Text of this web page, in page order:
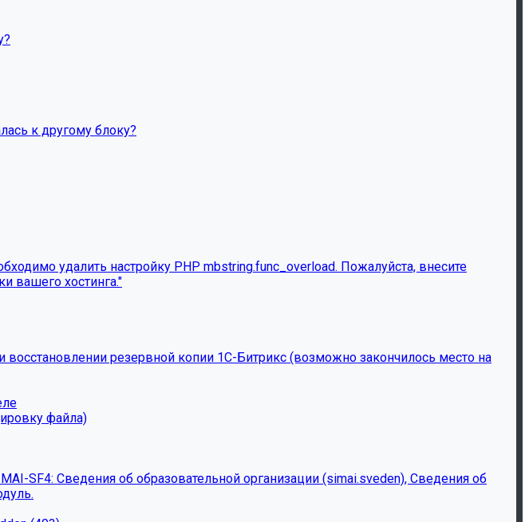
к другому блоку?
удалить настройку PHP mbstring.func_overload. Пожалуйста, внесите
вашего хостинга."
восстановлении резервной копии 1С-Битрикс (возможно закончилось место на
файла)
SF4: Сведения об образовательной организации (simai.sveden), Сведения об